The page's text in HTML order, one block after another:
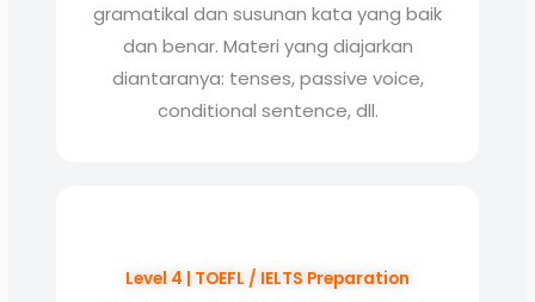
gramatikal dan susunan kata yang baik
dan benar. Materi yang diajarkan
diantaranya: tenses, passive voice,
conditional sentence, dll.
Level 4 | TOEFL / IELTS Preparation